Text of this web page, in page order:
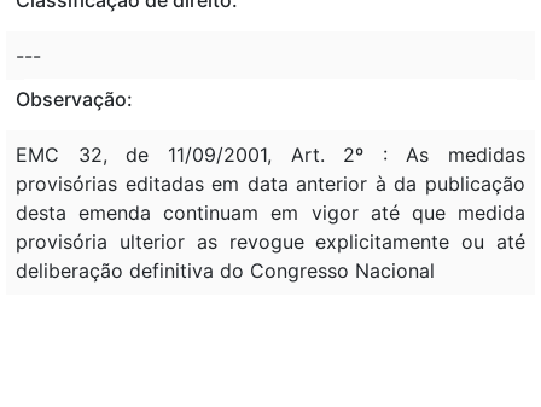
---
Observação:
EMC 32, de 11/09/2001, Art. 2º : As medidas
provisórias editadas em data anterior à da publicação
desta emenda continuam em vigor até que medida
provisória ulterior as revogue explicitamente ou até
deliberação definitiva do Congresso Nacional